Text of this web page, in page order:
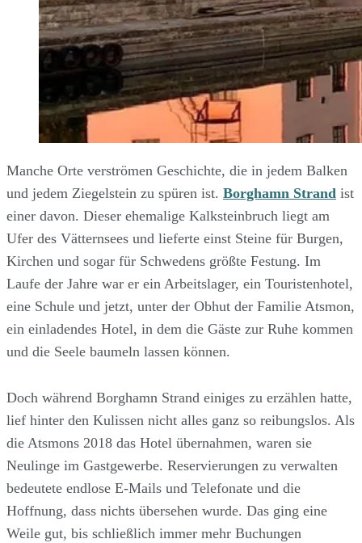
Manche Orte verströmen Geschichte, die in jedem Balken
und jedem Ziegelstein zu spüren ist. Borghamn Strand ist
einer davon. Dieser ehemalige Kalksteinbruch liegt am
Ufer des Vätternsees und lieferte einst Steine für Burgen,
Kirchen und sogar für Schwedens größte Festung. Im
Laufe der Jahre war er ein Arbeitslager, ein Touristenhotel,
eine Schule und jetzt, unter der Obhut der Familie Atsmon,
ein einladendes Hotel, in dem die Gäste zur Ruhe kommen
und die Seele baumeln lassen können.
Doch während Borghamn Strand einiges zu erzählen hatte,
lief hinter den Kulissen nicht alles ganz so reibungslos. Als
die Atsmons 2018 das Hotel übernahmen, waren sie
Neulinge im Gastgewerbe. Reservierungen zu verwalten
bedeutete endlose E-Mails und Telefonate und die
Hoffnung, dass nichts übersehen wurde. Das ging eine
Weile gut, bis schließlich immer mehr Buchungen